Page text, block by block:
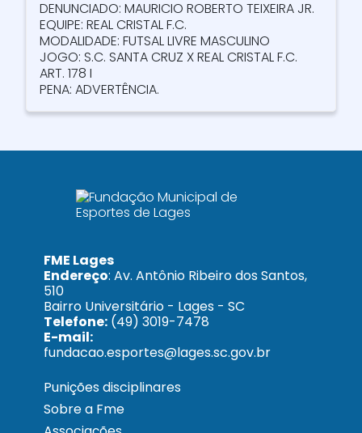
DENUNCIADO: MAURICIO ROBERTO TEIXEIRA JR.
EQUIPE: REAL CRISTAL F.C.
MODALIDADE: FUTSAL LIVRE MASCULINO
JOGO: S.C. SANTA CRUZ X REAL CRISTAL F.C.
ART. 178 I
PENA: ADVERTÊNCIA.
FME Lages
Endereço: Av. Antônio Ribeiro dos Santos,
510
Bairro Universitário - Lages - SC
Telefone: (49) 3019-7478
E-mail:
fundacao.esportes@lages.sc.gov.br
Punições disciplinares
Sobre a Fme